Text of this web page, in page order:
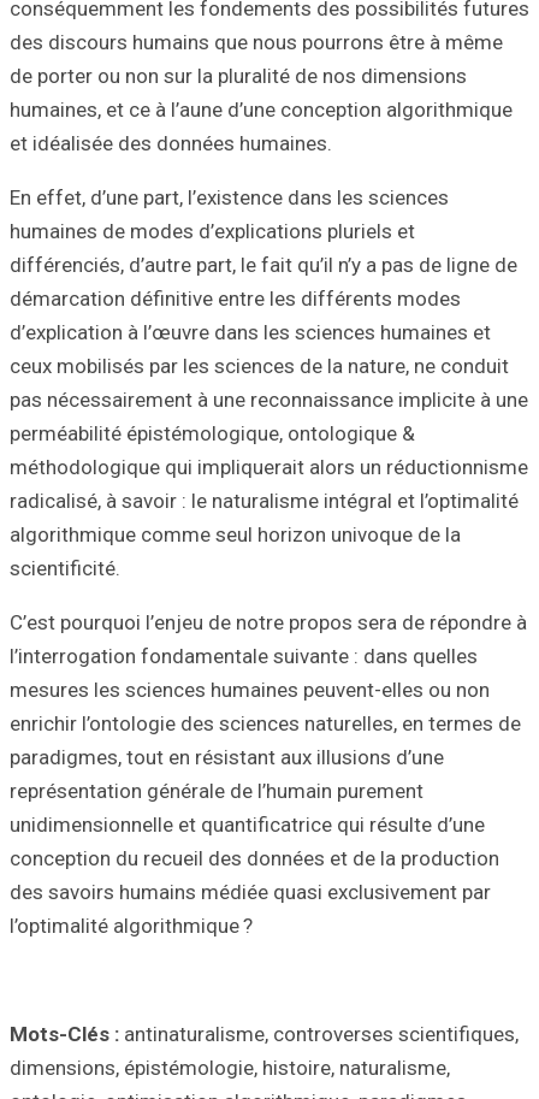
des discours
de porter ou
humaines, et ce
En effet, d’une
humaines de
différenciés,
démarcation
d’explication à
ceux mobilisés
pas
perméabilité
radicalisé, à
algorithmique
C’est pourquoi
l’interrogation
mesures les
enrichir
paradigmes,
représentation
conception du
des savoirs
Mots-Clés :
dimensions,